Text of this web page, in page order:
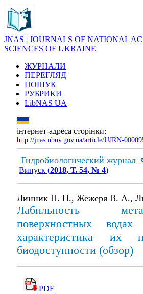
JNAS | JOURNALS OF NATIONAL
SCIENCES OF UKRAINE
ЖУРНАЛИ
ПЕРЕГЛЯД
ПОШУК
РУБРИКИ
LibNAS UA
інтернет-адреса сторінки:
http://jnas.nbuv.gov.ua/article/UJRN-
Гидробиологический журнал
Випуск (2018, Т. 54, № 4)
Линник П. Н., Жежеря В. А.,
Лабильность
поверхностных
характеристика их
биодоступности (обзор)
PDF